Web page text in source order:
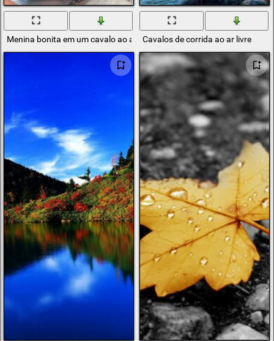
Menina bonita em um cavalo ao ar livreCavalos de corrida ao ar livre